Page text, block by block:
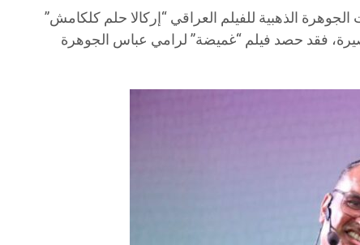
الذهبية للفيلم العراقي “إركالا حلم كلكامش”
فقد حصد فيلم “غميضة” لرامي عباس الجوهرة